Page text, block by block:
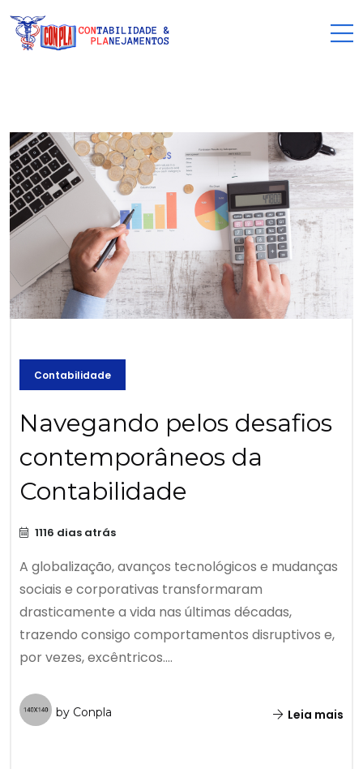
Contabilidade
Navegando pelos desafios
contemporâneos da
Contabilidade
1116 dias atrás
A globalização, avanços tecnológicos e mudanças
sociais e corporativas transformaram
drasticamente a vida nas últimas décadas,
trazendo consigo comportamentos disruptivos e,
por vezes, excêntricos....
by Conpla Leia mais